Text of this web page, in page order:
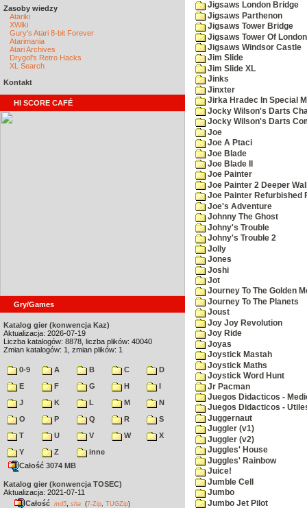
Zasoby wiedzy
Atariki
XWiki
Gury's Atari 8-bit Forever
Atarimania
Atari Archives
Drygol's Retro Hacks
XL Search
Kontakt
HI SCORE CAFÉ
Gry/Games
Katalog gier (konwencja Kaz)
Aktualizacja: 2026-07-19
Liczba katalogów: 8878, liczba plików: 40040
Zmian katalogów: 1, zmian plików: 1
0-9 A B C
D
E
F G H
I
J
K L M
N
O
P Q R
S
T
U V W
X
Y
Z
inne
Całość 3074 MB
Katalog gier (konwencja TOSEC)
Aktualizacja: 2021-07-11
Całość md5 sha (7-Zip TUGZip)
Jigsaws London Bridge
Jigsaws Parthenon
Jigsaws Tower Bridge
Jigsaws Tower Of London
Jigsaws Windsor Castle
Jim Slide
Jim Slide XL
Jinks
Jinxter
Jirka Hradec In Special
Jocky Wilson's Darts
Jocky Wilson's Darts
Joe
Joe A Ptaci
Joe Blade
Joe Blade II
Joe Painter
Joe Painter 2 Deeper
Joe Painter Refurbished
Joe's Adventure
Johnny The Ghost
Johny's Trouble
Johny's Trouble 2
Jolly
Jones
Joshi
Jot
Journey To The Golden
Journey To The Planets
Joust
Joy Joy Revolution
Joy Ride
Joyas
Joystick Mastah
Joystick Maths
Joystick Word Hunt
Jr Pacman
Juegos Didacticos -
Juegos Didacticos -
Juggernaut
Juggler (v1)
Juggler (v2)
Juggles' House
Juggles' Rainbow
Juice!
Jumble Cell
Jumbo
Jumbo Jet Pilot